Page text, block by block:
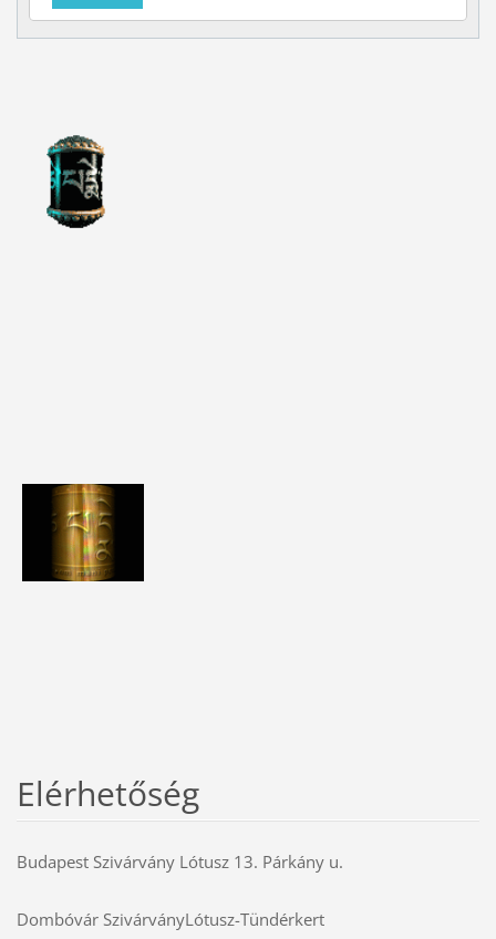
Elérhetőség
Budapest Szivárvány Lótusz 13. Párkány u.
Dombóvár SzivárványLótusz-Tündérkert